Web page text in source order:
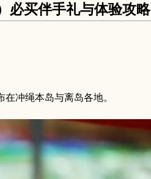
买伴手礼与体验攻略
冲绳本岛与离岛各地。